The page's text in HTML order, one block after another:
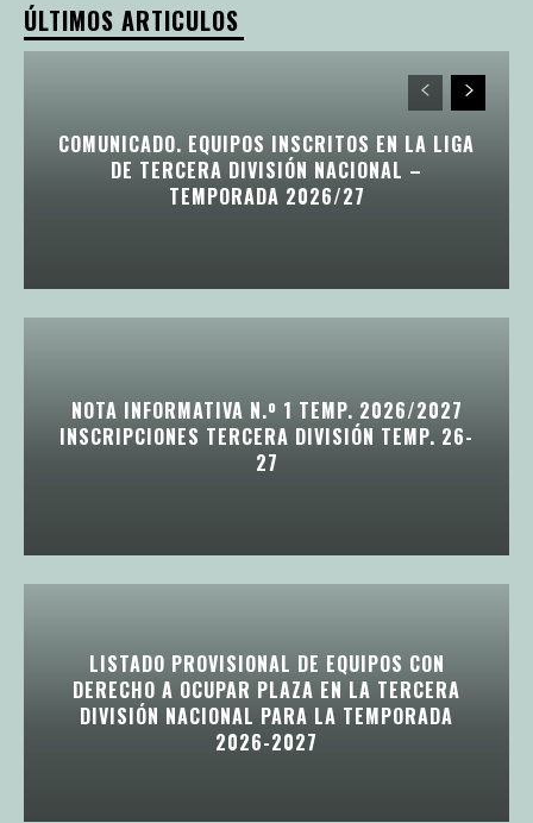
ÚLTIMOS ARTICULOS
COMUNICADO. EQUIPOS INSCRITOS EN LA LIGA
DE TERCERA DIVISIÓN NACIONAL –
TEMPORADA 2026/27
NOTA INFORMATIVA N.º 1 TEMP. 2026/2027
INSCRIPCIONES TERCERA DIVISIÓN TEMP. 26-
27
LISTADO PROVISIONAL DE EQUIPOS CON
DERECHO A OCUPAR PLAZA EN LA TERCERA
DIVISIÓN NACIONAL PARA LA TEMPORADA
2026-2027